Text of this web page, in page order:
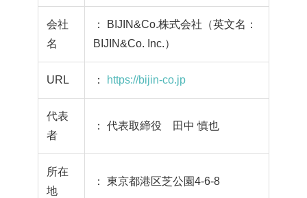
会社
名
： BIJIN&Co.株式会社（英文名：
BIJIN&Co. Inc.）
URL ： https://bijin-co.jp
代表
者
： 代表取締役 田中 慎也
所在
地
： 東京都港区芝公園4-6-8